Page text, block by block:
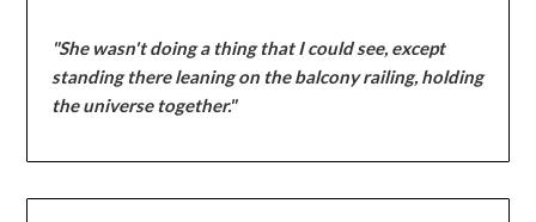
"She wasn't doing a thing that I could see, except
standing there leaning on the balcony railing, holding
the universe together."